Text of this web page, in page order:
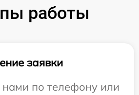
работы
заявки
нами по телефону или